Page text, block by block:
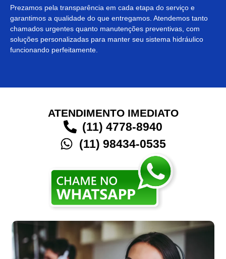
Prezamos pela transparência em cada etapa do serviço e
garantimos a qualidade do que entregamos. Atendemos tanto
chamados urgentes quanto manutenções preventivas, com
soluções personalizadas para manter seu sistema hidráulico
funcionando perfeitamente.
ATENDIMENTO IMEDIATO
(11) 4778-8940
(11) 98434-0535